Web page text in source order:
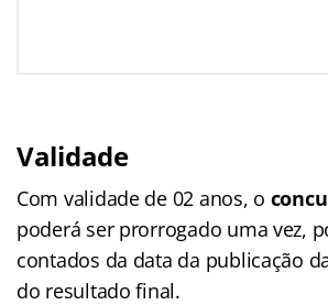
Validade
Com validade de 02 anos, o
poderá ser prorrogado uma vez,
contados da data da publicação
do resultado final.